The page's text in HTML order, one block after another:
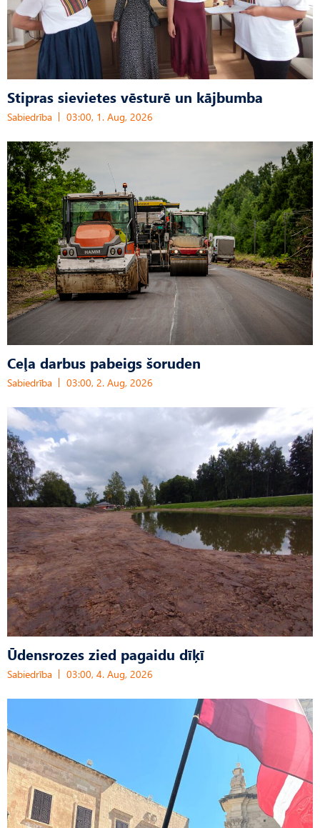
Stipras sievietes vēsturē un kājbumba
Sabiedrība 03:00, 1. Aug, 2026
Ceļa darbus pabeigs šoruden
Sabiedrība 03:00, 2. Aug, 2026
Ūdensrozes zied pagaidu dīķī
Sabiedrība 03:00, 4. Aug, 2026